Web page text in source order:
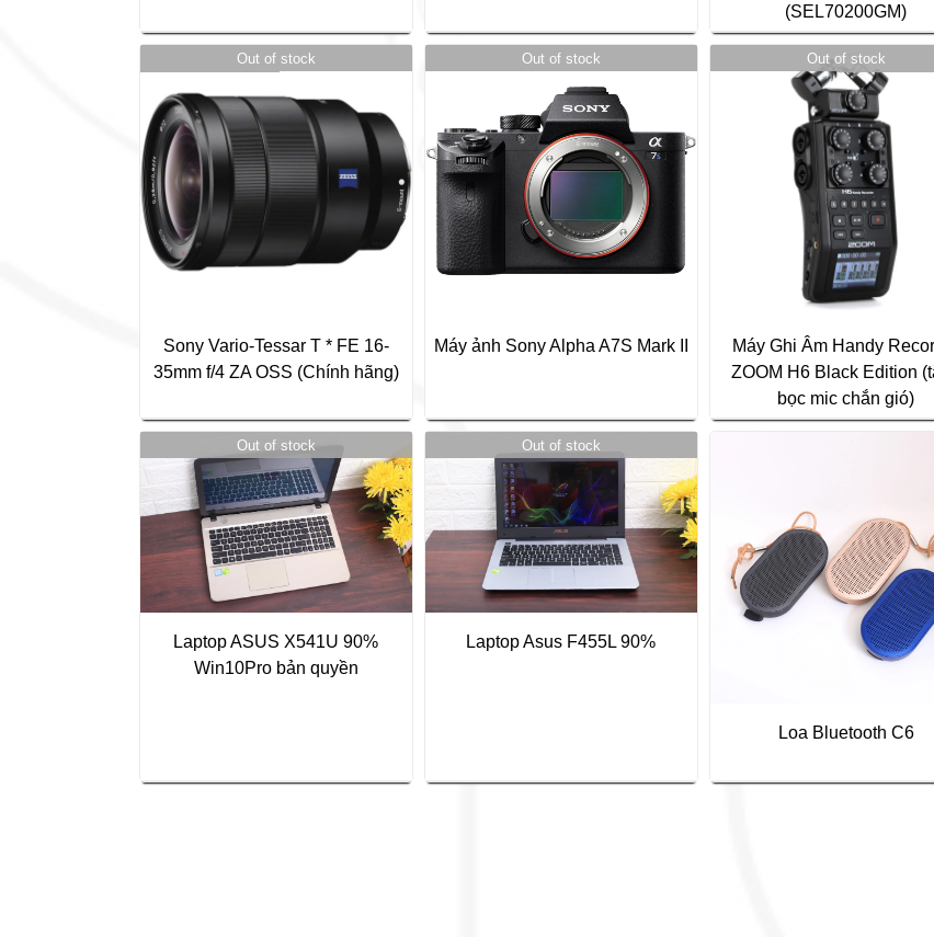
(SEL70200GM)
Out of stock
Sony Vario-Tessar T * FE 16-
35mm f/4 ZA OSS (Chính hãng)
Out of stock
Máy ảnh Sony Alpha A7S Mark II
Out of stock
Máy Ghi Âm Handy
ZOOM H6 Black Edition
bọc mic chắn gió)
Out of stock
Laptop ASUS X541U 90%
Win10Pro bản quyền
Out of stock
Laptop Asus F455L 90%
Loa Bluetooth C6